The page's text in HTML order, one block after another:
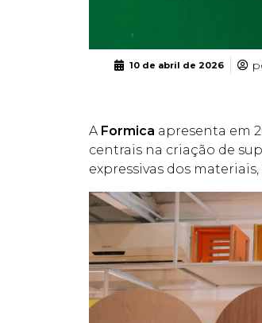
10 de abril de 2026
A Formica apresenta em
centrais na criação de
expressivas dos